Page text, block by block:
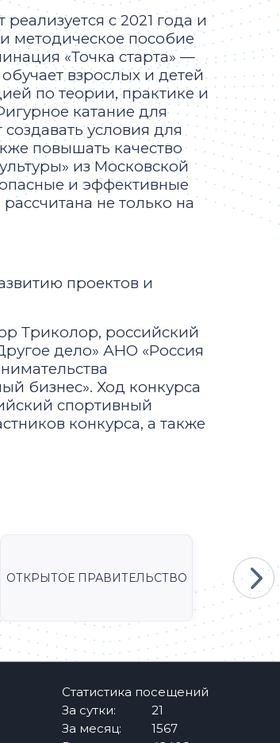
с 2021 года и
методическое пособие
«Точка старта» —
взрослых и детей
по теории, практике и
катание для
условия для
повышать качество
из Московской
и эффективные
не только на
проектов и
Триколор, российский
дело» АНО «Россия
бизнес». Ход конкурса
спортивный
конкурса, а также
ОТКРЫТОЕ ПРАВИТЕЛЬСТВО
Статистика посещений
За сутки:
21
За месяц:
1567